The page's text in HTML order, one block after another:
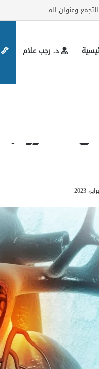
وعنوان المركز وارقام التواصل
د. رجب علام
هل يمكن ان تتكرر جلطه القلب؟ 3 أسباب